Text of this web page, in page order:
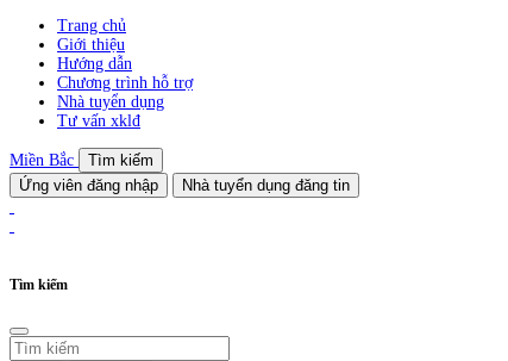
Trang chủ
Giới thiệu
Hướng dẫn
Chương trình hỗ trợ
Nhà tuyển dụng
Tư vấn xklđ
Miền Bắc
Tìm kiếm
Ứng viên đăng nhập
Nhà tuyển dụng đăng tin
Tìm kiếm